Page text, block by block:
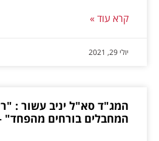
קרא עוד »
יולי 29, 2021
המג"ד סא"ל יניב עשור :
המחבלים בורחים מהפחד"